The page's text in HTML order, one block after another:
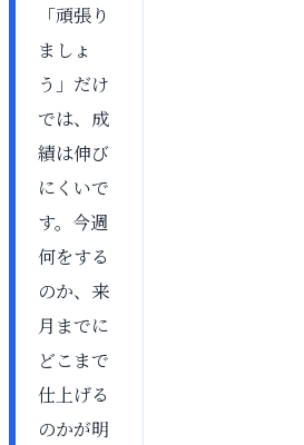
「頑張り
ましょ
う」だけ
では、成
績は伸び
にくいで
す。今週
何をする
のか、来
月までに
どこまで
仕上げる
のかが明